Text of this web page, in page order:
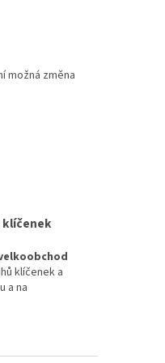
možná změna
klíčenek
klíčenek a
a na